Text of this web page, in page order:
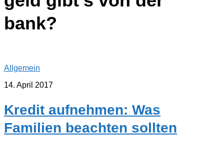
bank?
Allgemein
14. April 2017
Kredit aufnehmen: Was
Familien beachten sollten